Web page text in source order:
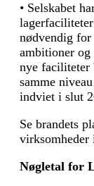
• Selskabet
nødvendig for
ambitioner
nye faciliteter
samme
indviet i slut
Se brandets
virksomheder
Nøgletal for